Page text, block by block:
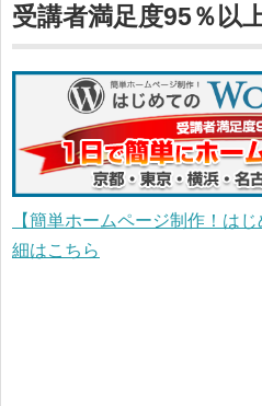
受講者満足度95％以
【簡単ホームページ制作！は
細はこちら